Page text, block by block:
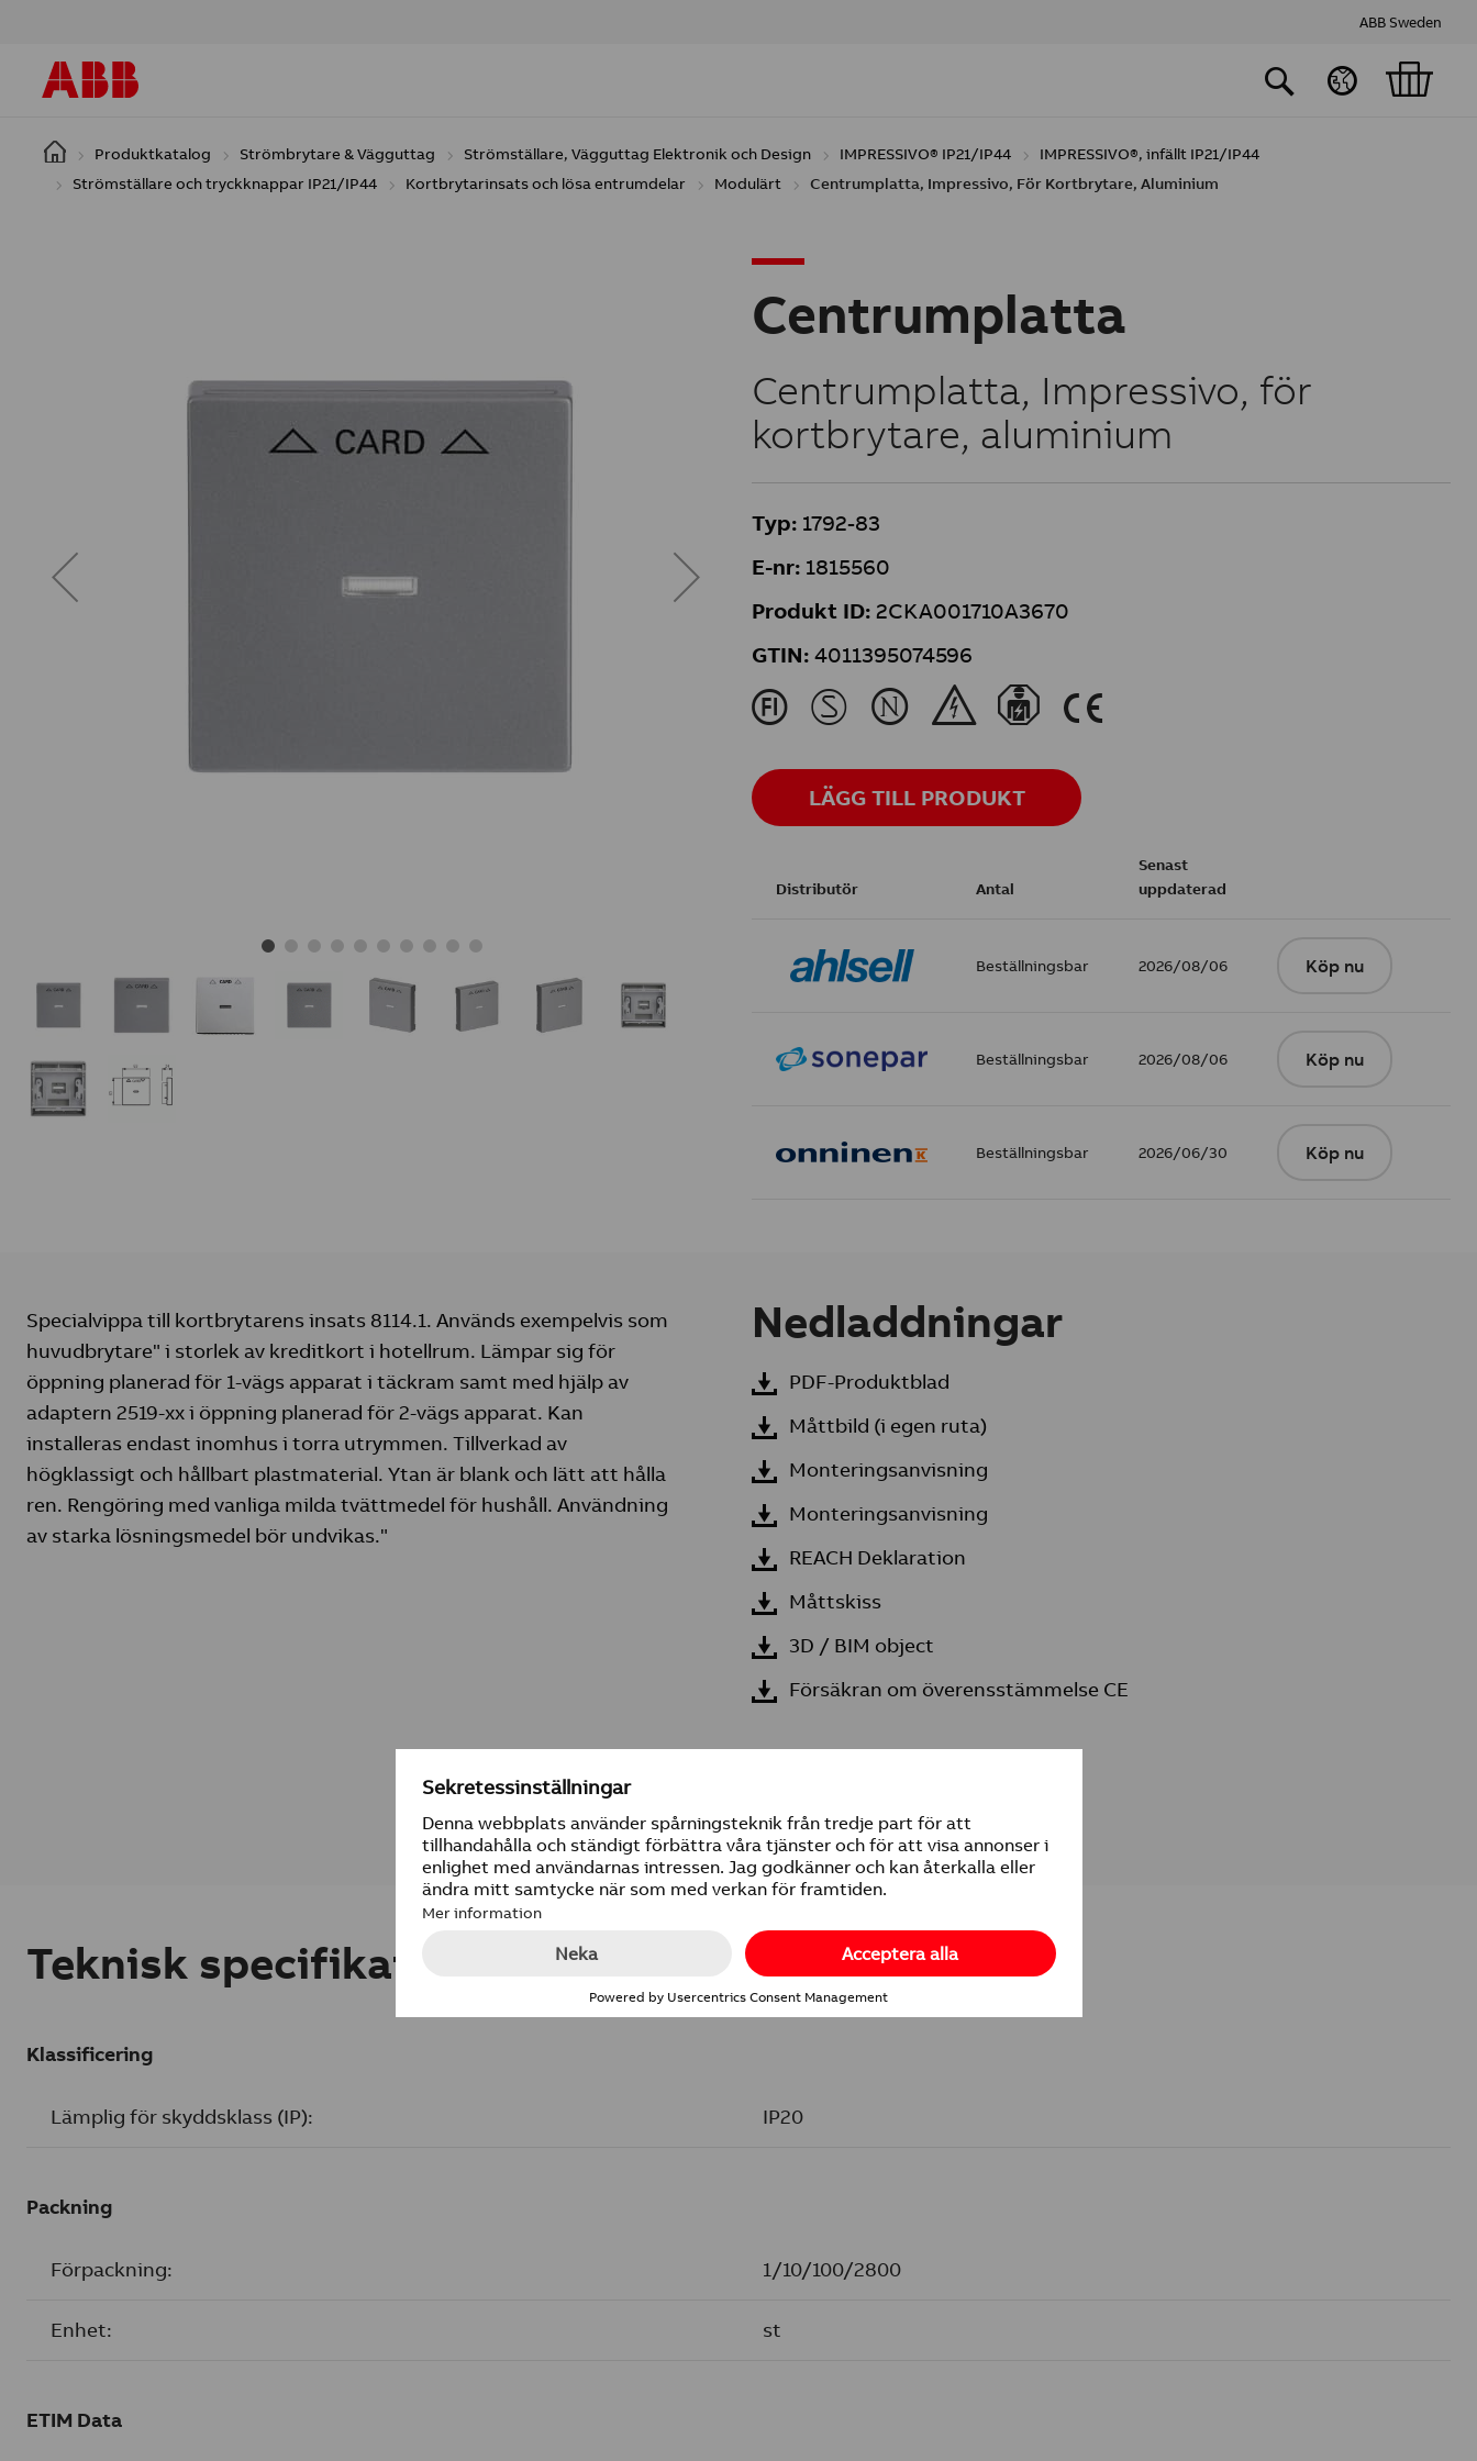
ABB Sweden
Produktkatalog Strömbrytare & Vägguttag Strömställare, Vägguttag Elektronik och Design IMPRESSIVO® IP21/IP44
IMPRESSIVO®, infällt IP21/IP44
Strömställare och tryckknappar IP21/IP44
Kortbrytarinsats och lösa entrumdelar Modulärt Centrumplatta, Impressivo, För Kortbrytare, Aluminium
Centrumplatta
Centrumplatta, Impressivo, för
kortbrytare, aluminium
Typ: 1792-83
E-nr: 1815560
Produkt ID: 2CKA001710A3670
GTIN: 4011395074596
J M N & } K
LÄGG TILL PRODUKT
Distributör Antal
Senast
uppdaterad
Beställningsbar 2026/08/06 Köp nu
Beställningsbar 2026/08/06 Köp nu
Beställningsbar 2026/06/30 Köp nu
Specialvippa till kortbrytarens insats 8114.1. Används exempelvis som
huvudbrytare" i storlek av kreditkort i hotellrum. Lämpar sig för
öppning planerad för 1-vägs apparat i täckram samt med hjälp av
adaptern 2519-xx i öppning planerad för 2-vägs apparat. Kan
installeras endast inomhus i torra utrymmen. Tillverkad av
högklassigt och hållbart plastmaterial. Ytan är blank och lätt att hålla
ren. Rengöring med vanliga milda tvättmedel för hushåll. Användning
av starka lösningsmedel bör undvikas."
Nedladdningar
PDF-Produktblad
Måttbild (i egen ruta)
Monteringsanvisning
Monteringsanvisning
REACH Deklaration
Måttskiss
3D / BIM object
Försäkran om överensstämmelse CE
Teknisk specifikation
Klassificering
Lämplig för skyddsklass (IP): IP20
Packning
Förpackning: 1/10/100/2800
Enhet: st
ETIM Data